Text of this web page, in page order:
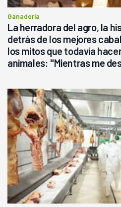
Ganadería
La herradora del agro, la
detrás de los mejores
los mitos que todavía
animales: "Mientras me